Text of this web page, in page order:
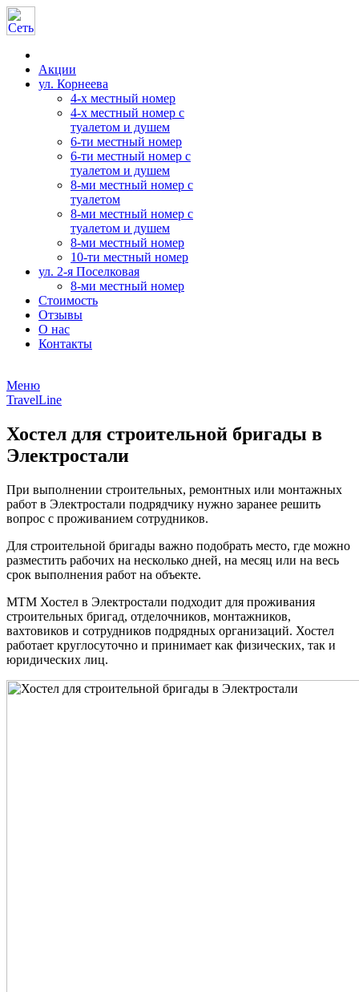
Акции
ул. Корнеева
4-х местный номер
4-х местный номер с
туалетом и душем
6-ти местный номер
6-ти местный номер с
туалетом и душем
8-ми местный номер с
туалетом
8-ми местный номер с
туалетом и душем
8-ми местный номер
10-ти местный номер
ул. 2-я Поселковая
8-ми местный номер
Стоимость
Отзывы
О нас
Контакты
Меню
TravelLine
Хостел для строительной бригады в
Электростали
При выполнении строительных, ремонтных или монтажных
работ в Электростали подрядчику нужно заранее решить
вопрос с проживанием сотрудников.
Для строительной бригады важно подобрать место, где можно
разместить рабочих на несколько дней, на месяц или на весь
срок выполнения работ на объекте.
МТМ Хостел в Электростали подходит для проживания
строительных бригад, отделочников, монтажников,
вахтовиков и сотрудников подрядных организаций. Хостел
работает круглосуточно и принимает как физических, так и
юридических лиц.